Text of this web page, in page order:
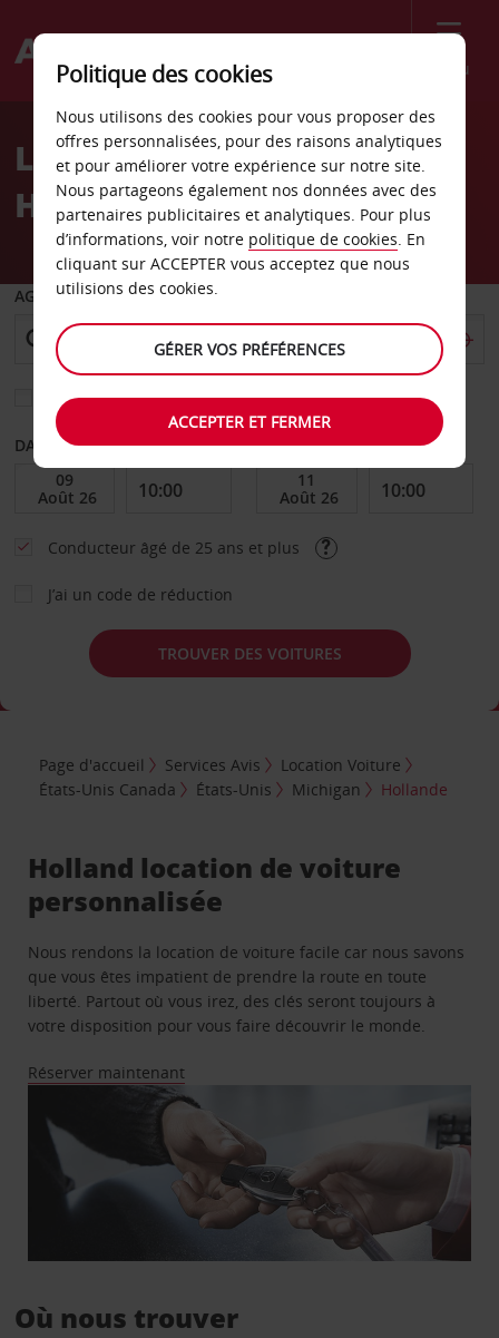
Menu
Welcome
AvisLocation de voiture
Hollande
AGENCE DE DÉPART
Sélectionnez une autre agence de retour
DATE DE DÉBUT DATE DE FIN
Conducteur âgé de 25 ans et plus
J’ai un code de réduction
TROUVER DES VOITURES
Page d'accueil Services Avis
Location Voiture
États-Unis Canada
États-Unis Michigan Hollande
Holland location de voiture
personnalisée
Nous rendons la location de voiture facile car nous savons
que vous êtes impatient de prendre la route en toute
liberté. Partout où vous irez, des clés seront toujours à
votre disposition pour vous faire découvrir le monde.
Réserver maintenant
Où nous trouver
Politique des cookies
Nous utilisons des cookies pour vous proposer des
offres personnalisées, pour des raisons analytiques
et pour améliorer votre expérience sur notre site.
Nous partageons également nos données avec des
partenaires publicitaires et analytiques. Pour plus
d’informations, voir notre politique de cookies. En
cliquant sur ACCEPTER vous acceptez que nous
utilisions des cookies.
GÉRER VOS PRÉFÉRENCES
ACCEPTER ET FERMER